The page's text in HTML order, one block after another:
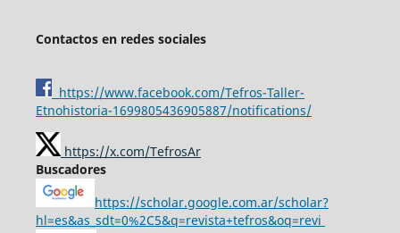
Contactos en redes sociales
https://www.facebook.com/Tefros-Taller-
Etnohistoria-1699805436905887/notifications/
https://x.com/TefrosAr
Buscadores
https://scholar.google.com.ar/scholar?
hl=es&as_sdt=0%2C5&q=revista+tefros&oq=revi